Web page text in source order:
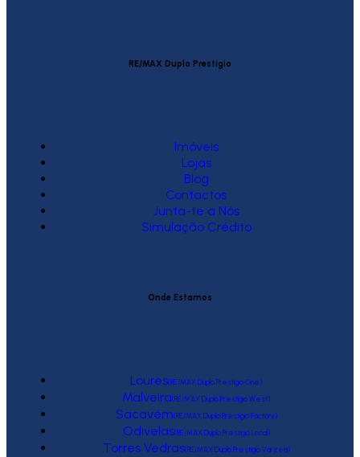
RE/MAX Duplo Prestígio
Imóveis
Lojas
Blog
Contactos
Junta-te a Nós
Simulação Crédito
Onde Estamos
Loures(RE/MAX Duplo Prestígio One)
Malveira(RE/MAX Duplo Prestígio West)
Sacavém(RE/MAX Duplo Prestígio Factory)
Odivelas(RE/MAX Duplo Prestígio Local)
Torres Vedras(RE/MAX Duplo Prestígio Várzea)